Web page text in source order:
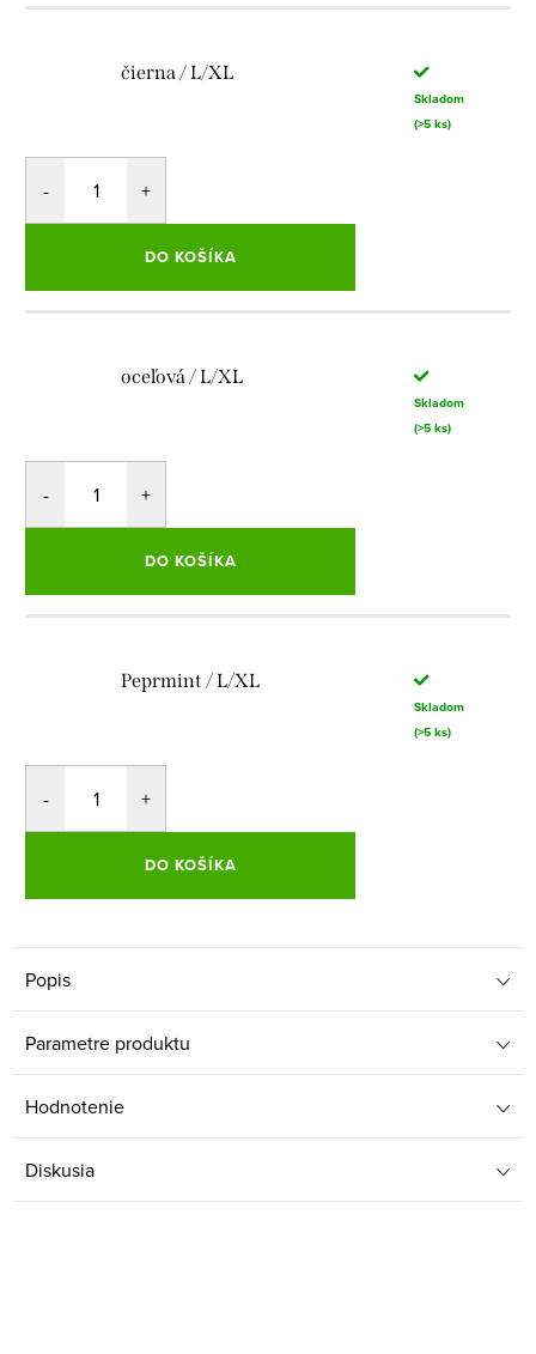
čierna / L/XL
Skladom
(>5 ks)
DO KOŠÍKA
oceľová / L/XL
Skladom
(>5 ks)
DO KOŠÍKA
Peprmint / L/XL
Skladom
(>5 ks)
DO KOŠÍKA
Popis
Parametre produktu
Hodnotenie
Diskusia